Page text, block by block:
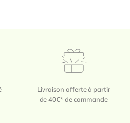
Livraison offerte à partir
de 40€* de commande